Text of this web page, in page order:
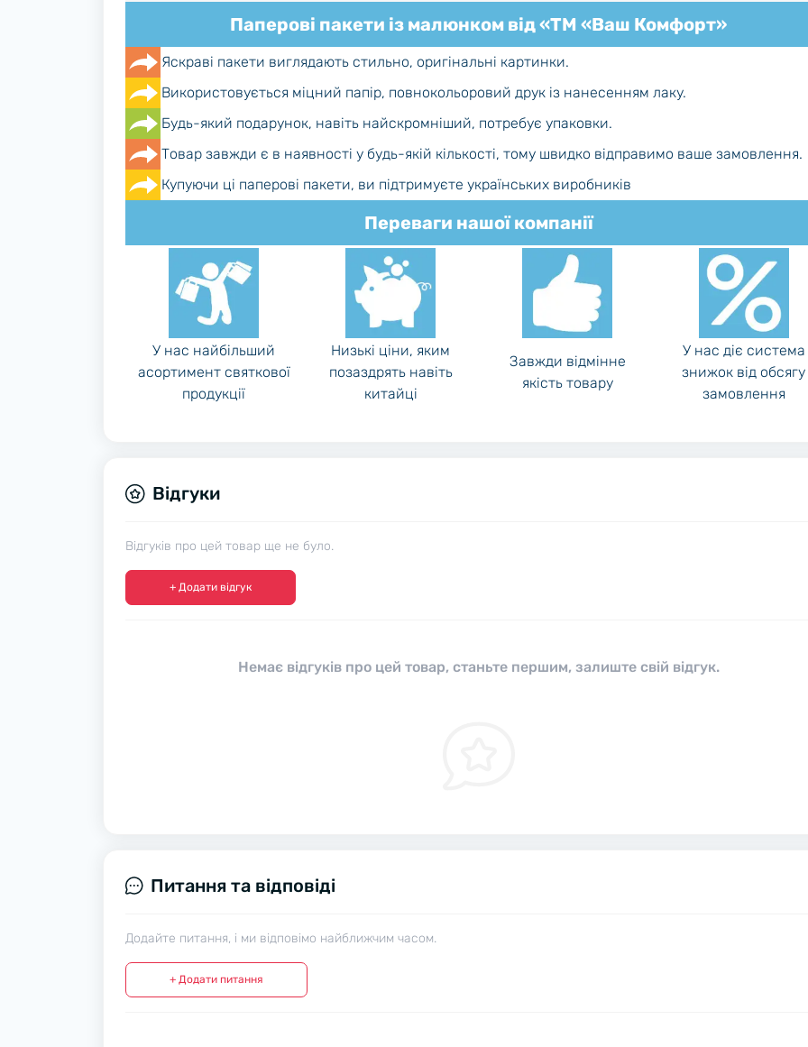
Паперові пакети із малюнком від «ТМ «Ваш Комфорт»
Яскраві пакети виглядають стильно, оригінальні картинки.
Використовується міцний папір, повнокольоровий друк із нанесенням лаку.
Будь-який подарунок, навіть найскромніший, потребує упаковки.
Товар завжди є в наявності у будь-якій кількості, тому швидко відправимо ваше замовлення.
Купуючи ці паперові пакети, ви підтримуєте українських виробників
Переваги нашої компанії
У нас найбільший
асортимент святкової
продукції
Низькі ціни, яким
позаздрять навіть
китайці
Завжди відмінне
якість товару
У нас діє система
знижок від обсягу
замовлення
Відгуки
Відгуків про цей товар ще не було.
+ Додати відгук
Немає відгуків про цей товар, станьте першим, залиште свій відгук.
Питання та відповіді
Додайте питання, і ми відповімо найближчим часом.
+ Додати питання